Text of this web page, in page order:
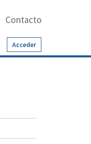
Contacto
Acceder